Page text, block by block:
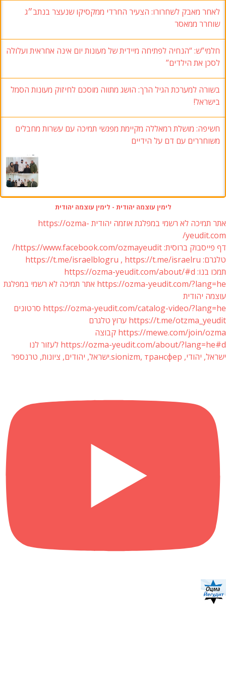
לאחר מאבק לשחרורו: הצעיר החרדי ממקסיקו שנעצר בנתב״ג
שוחרר ממאסר
חלמי”ש: “הנחיה לפתיחה מיידית של מעונות יום אינה אחראית ועלולה
לסכן את הילדים”
בשורה למערכת הגיל הרך: הושג מתווה מוסכם לחיזוק מעונות הסמל
בישראל!
חשיפה: מושלת רמאללה מקיימת מפגשי תמיכה עם עשרות מחבלים
משוחררים עם דם על הידיים
לימין עוצמה יהודית - לימין עוצמה יהודית
אתר תמיכה לא רשמי במפלגת אוזמה יהודית https://ozma-
yeudit.com/
דף פייסבוק ברוסית: https://www.facebook.com/ozmayeudit/
טלגרם: https://t.me/israelblogru , https://t.me/israelru
תמכו בנו: https://ozma-yeudit.com/about/#d
https://ozma-yeudit.com/?lang=he אתר תמיכה לא רשמי במפלגת
עוצמה יהודית
https://ozma-yeudit.com/catalog-video/?lang=he סרטונים
https://t.me/otzma_yeudit ערוץ טלגרם
https://mewe.com/join/ozma קבוצה
https://ozma-yeudit.com/about/?lang=he#d לעזור לנו
ישראל, יהודי, sionizm, трансфер.ישראל, יהודים, ציונות, טרנספר